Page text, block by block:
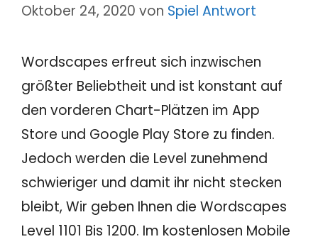
Oktober 24, 2020 von Spiel Antwort
Wordscapes erfreut sich inzwischen
größter Beliebtheit und ist konstant auf
den vorderen Chart-Plätzen im App
Store und Google Play Store zu finden.
Jedoch werden die Level zunehmend
schwieriger und damit ihr nicht stecken
bleibt, Wir geben Ihnen die Wordscapes
Level 1101 Bis 1200. Im kostenlosen Mobile